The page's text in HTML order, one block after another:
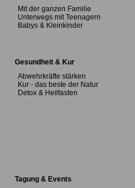
Mit der ganzen Familie
Unterwegs mit Teenagern
Babys & Kleinkinder
Gesundheit & Kur
Abwehrkräfte stärken
Kur - das beste der Natur
Detox & Heilfasten
Tagung & Events